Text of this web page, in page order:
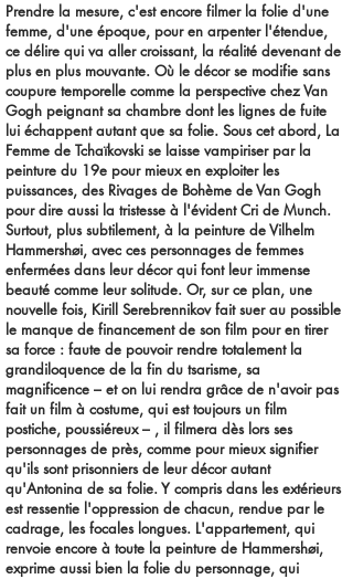
Prendre la mesure, c'est encore filmer la folie d'une
femme, d'une époque, pour en arpenter l'étendue,
ce délire qui va aller croissant, la réalité devenant de
plus en plus mouvante. Où le décor se modifie sans
coupure temporelle comme la perspective chez Van
Gogh peignant sa chambre dont les lignes de fuite
lui échappent autant que sa folie. Sous cet abord, La
Femme de Tchaïkovski se laisse vampiriser par la
peinture du 19e pour mieux en exploiter les
puissances, des Rivages de Bohème de Van Gogh
pour dire aussi la tristesse à l'évident Cri de Munch.
Surtout, plus subtilement, à la peinture de Vilhelm
Hammershøi, avec ces personnages de femmes
enfermées dans leur décor qui font leur immense
beauté comme leur solitude. Or, sur ce plan, une
nouvelle fois, Kirill Serebrennikov fait suer au possible
le manque de financement de son film pour en tirer
sa force : faute de pouvoir rendre totalement la
grandiloquence de la fin du tsarisme, sa
magnificence – et on lui rendra grâce de n'avoir pas
fait un film à costume, qui est toujours un film
postiche, poussiéreux – , il filmera dès lors ses
personnages de près, comme pour mieux signifier
qu'ils sont prisonniers de leur décor autant
qu'Antonina de sa folie. Y compris dans les extérieurs
est ressentie l'oppression de chacun, rendue par le
cadrage, les focales longues. L'appartement, qui
renvoie encore à toute la peinture de Hammershøi,
exprime aussi bien la folie du personnage, qui